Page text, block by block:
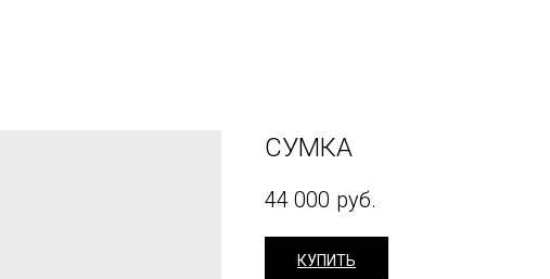
СУМКА
44 000 руб.
КУПИТЬ